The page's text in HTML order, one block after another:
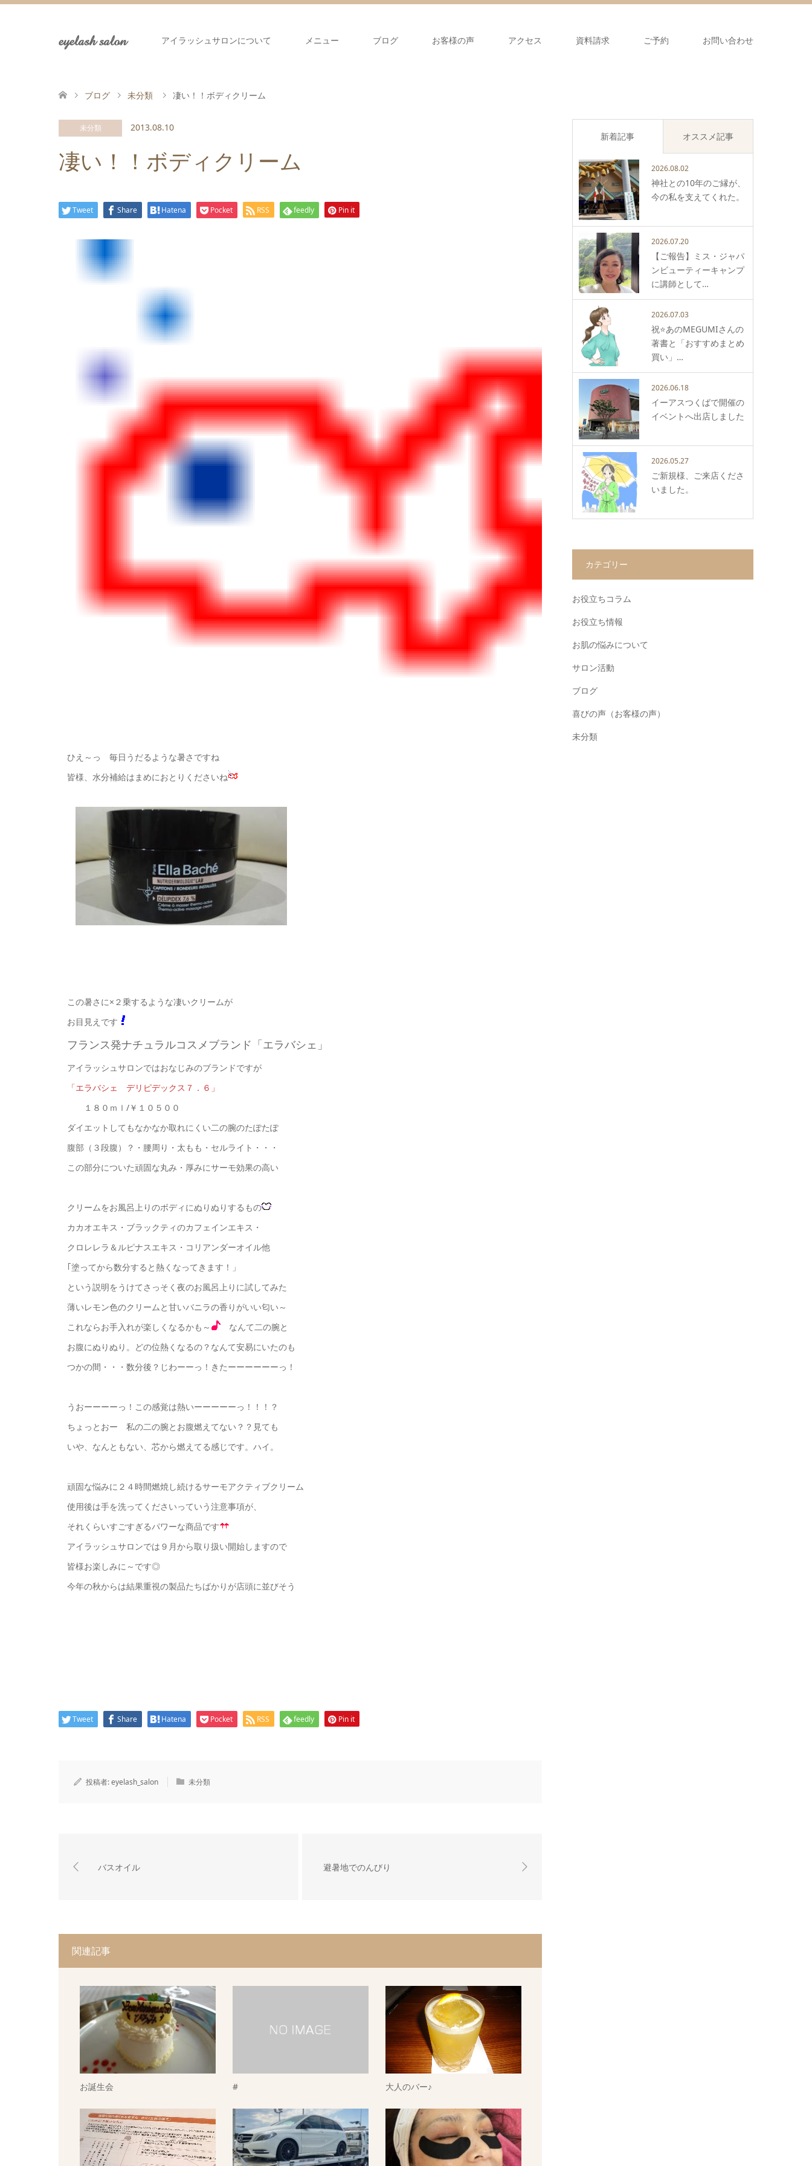
eyelash salon アイラッシュサロンについて メニュー ブログ お客様の声 アクセス 資料請求 ご予約 お問い合わせ
ブログ 未分類 凄い！！ボディクリーム
未分類 2013.08.10
凄い！！ボディクリーム
Tweet Share Hatena Pocket RSS feedly Pin it
ひえ～っ 毎日うだるような暑さですね
皆様、水分補給はまめにおとりくださいね
この暑さに×２乗するような凄いクリームが
お目見えです
フランス発ナチュラルコスメブランド「エラバシェ」
アイラッシュサロンではおなじみのブランドですが
「エラバシェ デリピデックス７．６」
１８０ｍｌ/￥１０５００
ダイエットしてもなかなか取れにくい二の腕のたぽたぽ
腹部（３段腹）？・腰周り・太もも・セルライト・・・
この部分についた頑固な丸み・厚みにサーモ効果の高い
クリームをお風呂上りのボディにぬりぬりするもの
カカオエキス・ブラックティのカフェインエキス・
クロレレラ＆ルピナスエキス・コリアンダーオイル他
｢塗ってから数分すると熱くなってきます！」
という説明をうけてさっそく夜のお風呂上りに試してみた
薄いレモン色のクリームと甘いバニラの香りがいい匂い～
これならお手入れが楽しくなるかも～
なんて二の腕と
お腹にぬりぬり。どの位熱くなるの？なんて安易にいたのも
つかの間・・・数分後？じわーーっ！きたーーーーーーっ！
うおーーーーっ！この感覚は熱いーーーーーっ！！！？
ちょっとおー 私の二の腕とお腹燃えてない？？見ても
いや、なんともない、芯から燃えてる感じです。ハイ。
頑固な悩みに２４時間燃焼し続けるサーモアクティブクリーム
使用後は手を洗ってくださいっていう注意事項が、
それくらいすごすぎるパワーな商品です
アイラッシュサロンでは９月から取り扱い開始しますので
皆様お楽しみに～です◎
今年の秋からは結果重視の製品たちばかりが店頭に並びそう
Tweet Share Hatena Pocket RSS feedly Pin it
投稿者:eyelash_salon 未分類
バスオイル 避暑地でのんびり
関連記事
お誕生会 # 大人のバー♪
新着記事 オススメ記事
2026.08.02
神社との10年のご縁が、
今の私を支えてくれた。
2026.07.20
【ご報告】ミス・ジャパ
ンビューティーキャンプ
に講師として…
2026.07.03
祝⭐️あのMEGUMIさんの
著書と「おすすめまとめ
買い」…
2026.06.18
イーアスつくばで開催の
イベントへ出店しました
2026.05.27
ご新規様、ご来店くださ
いました。
カテゴリー
お役立ちコラム
お役立ち情報
お肌の悩みについて
サロン活動
ブログ
喜びの声（お客様の声）
未分類